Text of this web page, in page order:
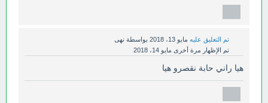
تم التعليق عليه مايو 13، 2018 بواسطة نهى
تم الإظهار مرة أخرى مايو 14، 2018
هيا راني حابة نقصرو هيا